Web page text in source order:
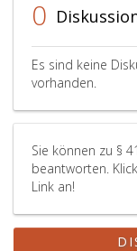
0
Es sind keine
vorhanden.
Sie können zu §
beantworten.
Link an!